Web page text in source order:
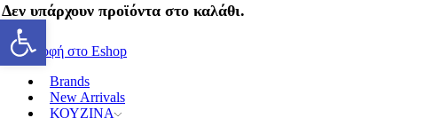
Δεν υπάρχουν προϊόντα στο καλάθι.
Επιστροφή στο Eshop
Brands
New Arrivals
ΚΟΥΖΙΝΑ
Ανοίξτε τη γραμμή εργαλείων